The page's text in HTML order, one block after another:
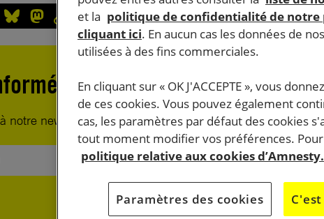
notre newsletter hebdo.
OK
et la politique de confidentialité de notre
cliquant ici. En aucun cas les données de
utilisées à des fins commerciales.
En cliquant sur « OK J'ACCEPTE », vous
de ces cookies. Vous pouvez également
cas, les paramètres par défaut des cookies
tout moment modifier vos préférences. Pour
politique relative aux cookies d’Amnesty.
Paramètres des cookies